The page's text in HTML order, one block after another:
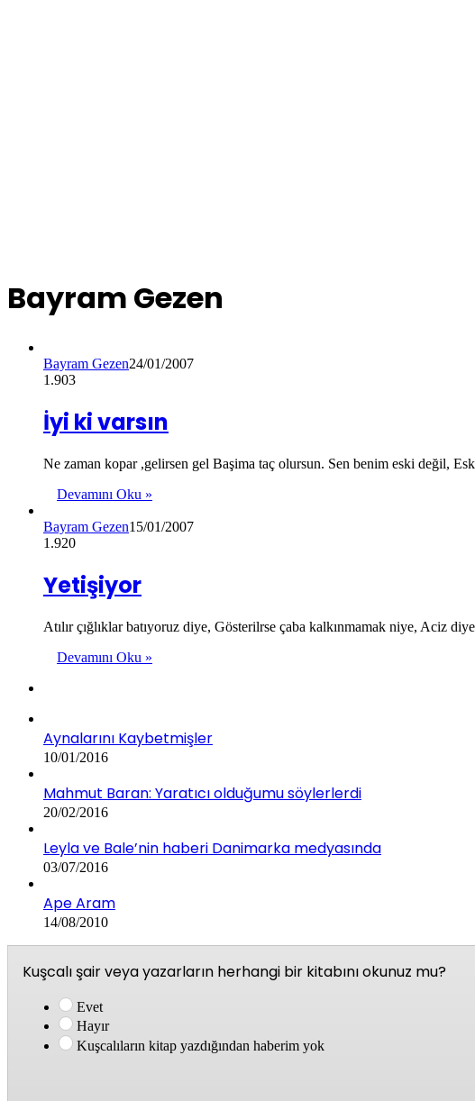
Bayram Gezen
Bayram Gezen24/01/2007
1.903
İyi ki varsın
Ne zaman kopar ,gelirsen gel Başima taç olursun. Sen benim eski değil,
Devamını Oku »
Bayram Gezen15/01/2007
1.920
Yetişiyor
Atılır çığlıklar batıyoruz diye, Gösterilrse çaba kalkınmamak niye, Aciz
Devamını Oku »
Aynalarını Kaybetmişler
10/01/2016
Mahmut Baran: Yaratıcı olduğumu söylerlerdi
20/02/2016
Leyla ve Bale’nin haberi Danimarka medyasında
03/07/2016
Ape Aram
14/08/2010
Kuşcalı şair veya yazarların herhangi bir kitabını okunuz mu?
Evet
Hayır
Kuşcalıların kitap yazdığından haberim yok